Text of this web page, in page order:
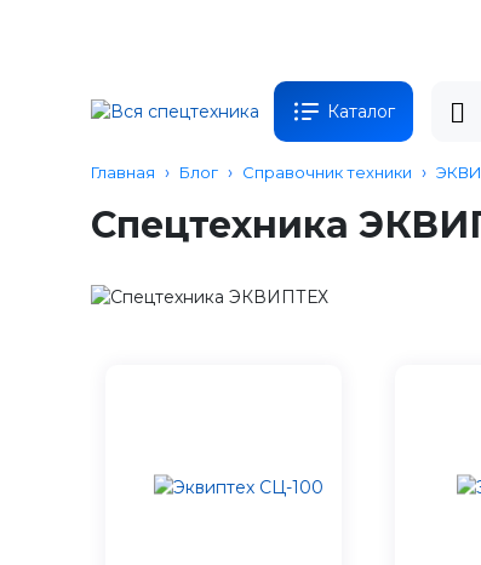
Каталог
Главная Блог Справочник техники
Спецтехника